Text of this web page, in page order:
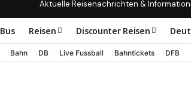
Aktuelle Reisenachrichten &
Bus Reisen Discounter Reisen
Bahn DB Live Fussball Bahntickets DFB